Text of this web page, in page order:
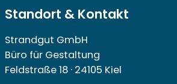
Standort & Kontakt
Strandgut GmbH
Büro für Gestaltung
Feldstraße 18 · 24105 Kiel